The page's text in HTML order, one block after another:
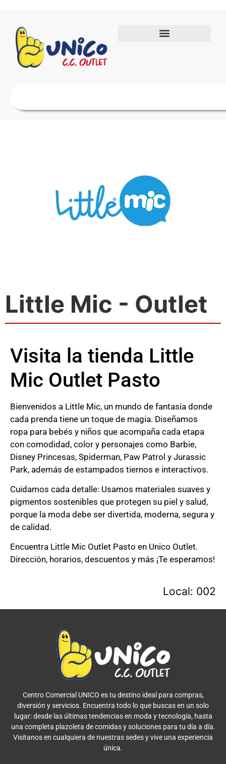
Little Mic - Outlet
Visita la tienda Little
Mic Outlet Pasto
Bienvenidos a Little Mic, un mundo de fantasía donde
cada prenda tiene un toque de magia. Diseñamos
ropa para bebés y niños que acompaña cada etapa
con comodidad, color y personajes como Barbie,
Disney Princesas, Spiderman, Paw Patrol y Jurassic
Park, además de estampados tiernos e interactivos.
Cuidamos cada detalle: Usamos materiales suaves y
pigmentos sostenibles que protegen su piel y salud,
porque la moda debe ser divertida, moderna, segura y
de calidad.
Encuentra Little Mic Outlet Pasto en Unico Outlet.
Dirección, horarios, descuentos y más ¡Te esperamos!
Local: 002
Centro Comercial UNICO es tu destino ideal para compras,
diversión y servicios. Encuentra todo lo que buscas en un solo
lugar: desde las últimas tendencias en moda y tecnología, hasta
una completa plazoleta de comidas y soluciones para tu día a día.
Visítanos en cualquiera de nuestras sedes y vive una experiencia
única.